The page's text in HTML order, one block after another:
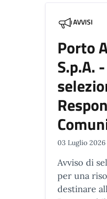
AVVISI
Porto
S.p.A.
03 Luglio 2026
Avviso di
per una
destinare